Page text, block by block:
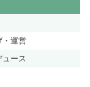
・運営
ュース